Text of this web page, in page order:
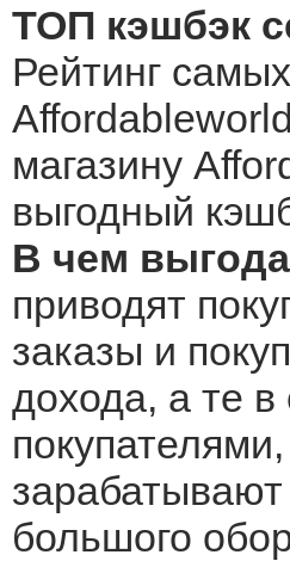
ТОП кэшбэк
Рейтинг
магазину
выгодный
В чем
приводят
заказы и
дохода, а те
большого